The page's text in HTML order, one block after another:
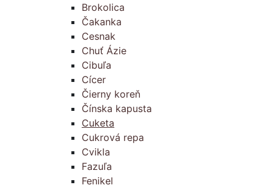
Brokolica
Čakanka
Cesnak
Chuť Ázie
Cibuľa
Cícer
Čierny koreň
Čínska kapusta
Cuketa
Cukrová repa
Cvikla
Fazuľa
Fenikel